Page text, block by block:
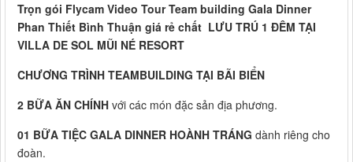
Trọn gói Flycam Video Tour Team building Gala Dinner
Phan Thiết Bình Thuận giá rẻ chất LƯU TRÚ 1 ĐÊM TẠI
VILLA DE SOL MŨI NÉ RESORT
CHƯƠNG TRÌNH TEAMBUILDING TẠI BÃI BIỂN
2 BỮA ĂN CHÍNH với các món đặc sản địa phương.
01 BỮA TIỆC GALA DINNER HOÀNH TRÁNG dành riêng cho
đoàn.